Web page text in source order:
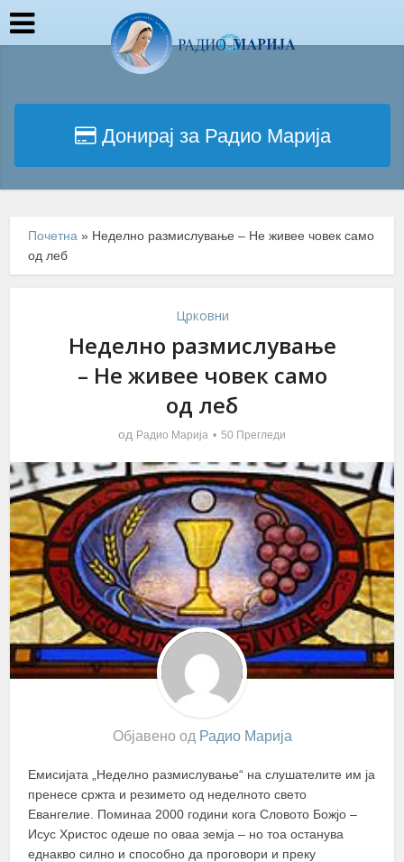
Донирај за Радио Марија
Почетна » Неделно размислување – Не живее човек само
од леб
Црковни
Неделно размислување
– Не живее човек само
од леб
од Радио Марија 50 Прегледи
Објавено од Радио Марија
Емисијата „Неделно размислување“ на слушателите им ја
пренесе сржта и резимето од неделното свето
Евангелие. Поминаа 2000 години кога Словото Божјо –
Исус Христос одеше по оваа земја – но тоа останува
еднакво силно и способно да проговори и преку